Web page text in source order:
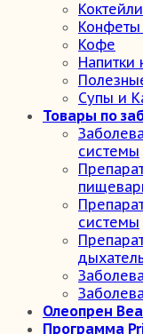
Коктейли
Конфеты
Кофе
Напитки
Супы и
Товары по
системы
системы
Олеопрен
Программа